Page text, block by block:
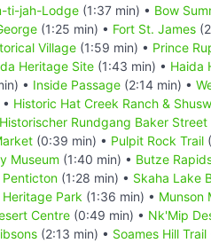
ti-jah-Lodge (1:37 min) • Bow
(1:25 min) • Fort St. James
Village (1:59 min) • Prince
Heritage Site (1:43 min) • Haida
• Inside Passage (2:14 min) •
Historic Hat Creek Ranch &
Historischer Rundgang Baker Street
(0:39 min) • Pulpit Rock Trail
Museum (1:40 min) • Butze
Penticton (1:28 min) • Skaha Lake
Heritage Park (1:36 min) • Munson
Centre (0:49 min) • Nk'Mip
(2:13 min) • Soames Hill Trail